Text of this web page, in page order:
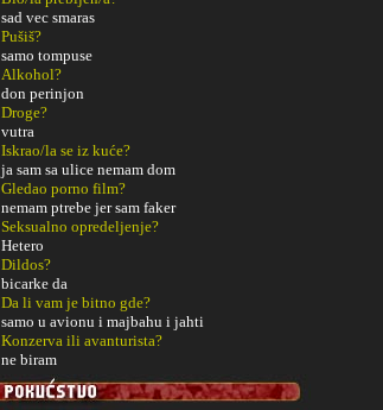
sad vec smaras
Pušiš?
samo tompuse
Alkohol?
don perinjon
Droge?
vutra
Iskrao/la se iz kuće?
ja sam sa ulice nemam dom
Gledao porno film?
nemam ptrebe jer sam faker
Seksualno opredeljenje?
Hetero
Dildos?
bicarke da
Da li vam je bitno gde?
samo u avionu i majbahu i jahti
Konzerva ili avanturista?
ne biram